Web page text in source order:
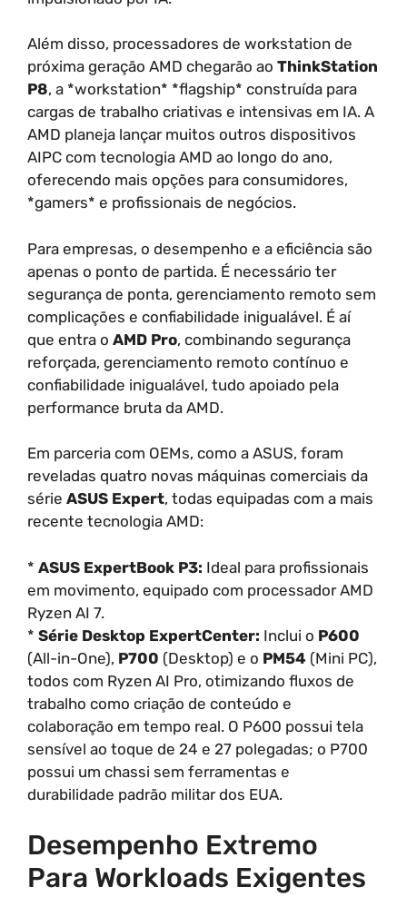
Além disso, processadores de workstation de
próxima geração AMD chegarão ao ThinkStation
P8, a *workstation* *flagship* construída para
cargas de trabalho criativas e intensivas em IA. A
AMD planeja lançar muitos outros dispositivos
AIPC com tecnologia AMD ao longo do ano,
oferecendo mais opções para consumidores,
*gamers* e profissionais de negócios.
Para empresas, o desempenho e a eficiência são
apenas o ponto de partida. É necessário ter
segurança de ponta, gerenciamento remoto sem
complicações e confiabilidade inigualável. É aí
que entra o AMD Pro, combinando segurança
reforçada, gerenciamento remoto contínuo e
confiabilidade inigualável, tudo apoiado pela
performance bruta da AMD.
Em parceria com OEMs, como a ASUS, foram
reveladas quatro novas máquinas comerciais da
série ASUS Expert, todas equipadas com a mais
recente tecnologia AMD:
* ASUS ExpertBook P3: Ideal para profissionais
em movimento, equipado com processador AMD
Ryzen AI 7.
* Série Desktop ExpertCenter: Inclui o P600
(All-in-One), P700 (Desktop) e o PM54 (Mini PC),
todos com Ryzen AI Pro, otimizando fluxos de
trabalho como criação de conteúdo e
colaboração em tempo real. O P600 possui tela
sensível ao toque de 24 e 27 polegadas; o P700
possui um chassi sem ferramentas e
durabilidade padrão militar dos EUA.
Desempenho Extremo
Para Workloads Exigentes